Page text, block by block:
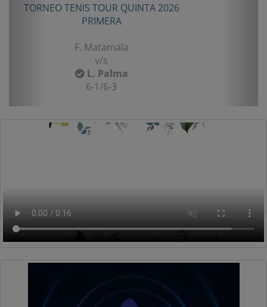
TORNEO TENIS TOUR QUINTA 2026
PRIMERA
F. Matamala
v/s
L. Palma
6-1/6-3